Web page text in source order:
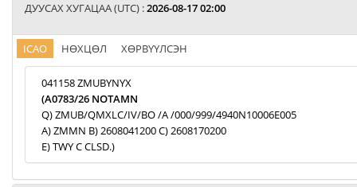
ДУУСАХ ХУГАЦАА (UTC) :2026-08-17 02:00
ICAO НӨХЦӨЛ ХӨРВҮҮЛСЭН
041158 ZMUBYNYX
(A0783/26 NOTAMN
Q) ZMUB/QMXLC/IV/BO /A /000/999/4940N10006E005
A) ZMMN B) 2608041200 C) 2608170200
E) TWY C CLSD.)